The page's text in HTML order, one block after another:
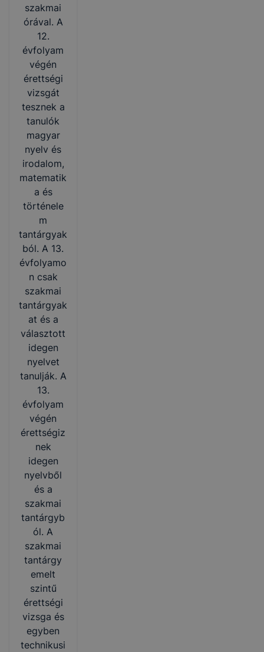
szakmai
órával. A
12.
évfolyam
végén
érettségi
vizsgát
tesznek a
tanulók
magyar
nyelv és
irodalom,
matematik
a és
történele
m
tantárgyak
ból. A 13.
évfolyamo
n csak
szakmai
tantárgyak
at és a
választott
idegen
nyelvet
tanulják. A
13.
évfolyam
végén
érettségiz
nek
idegen
nyelvből
és a
szakmai
tantárgyb
ól. A
szakmai
tantárgy
emelt
szintű
érettségi
vizsga és
egyben
technikusi